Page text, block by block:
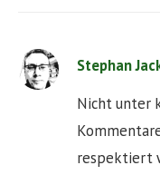
Stephan
Nicht unter
respektiert